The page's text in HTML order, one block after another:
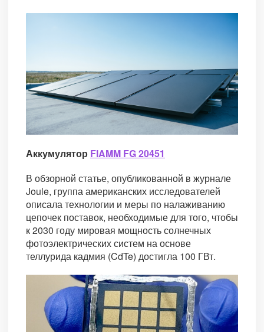
Аккумулятор FIAMM FG 20451
В обзорной статье, опубликованной в журнале
Joule, группа американских исследователей
описала технологии и меры по налаживанию
цепочек поставок, необходимые для того, чтобы
к 2030 году мировая мощность солнечных
фотоэлектрических систем на основе
теллурида кадмия (CdTe) достигла 100 ГВт.